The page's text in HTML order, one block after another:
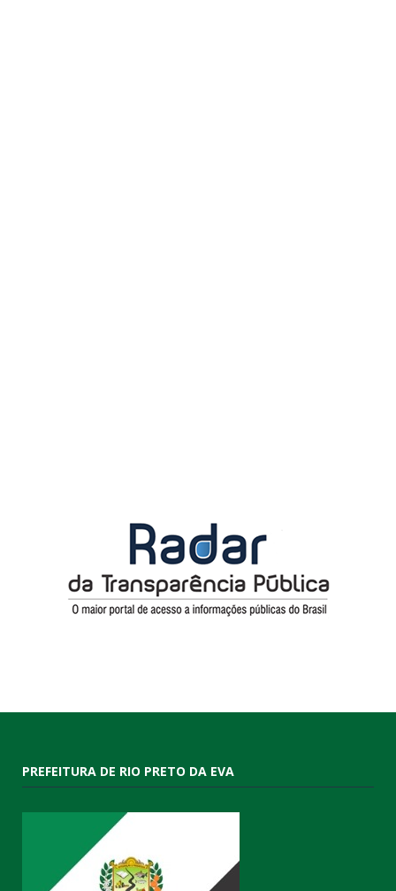
PREFEITURA DE RIO PRETO DA EVA